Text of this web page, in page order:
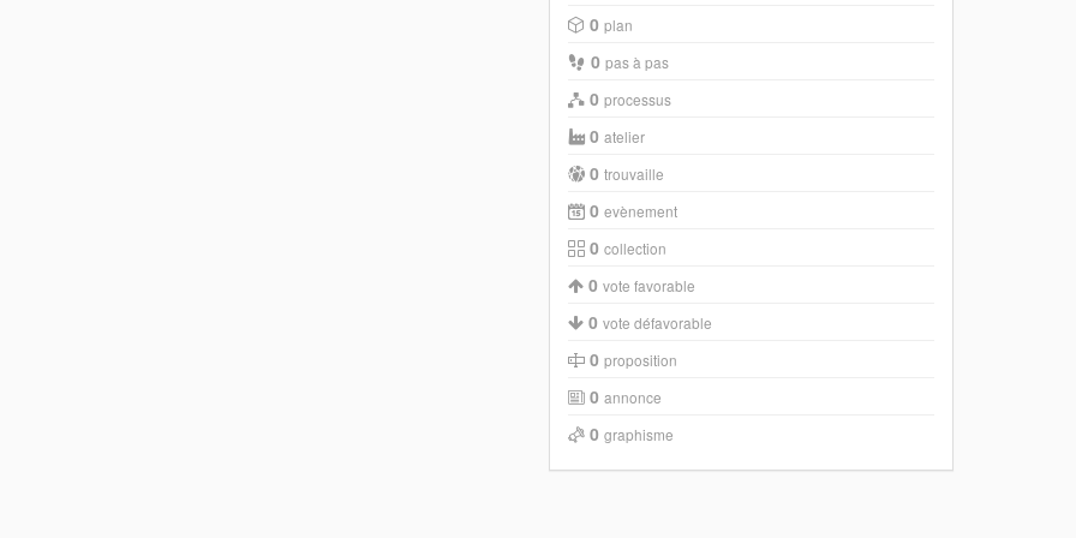
0 plan
0 pas à pas
0 processus
0 atelier
0 trouvaille
0 evènement
0 collection
0 vote favorable
0 vote défavorable
0 proposition
0 annonce
0 graphisme